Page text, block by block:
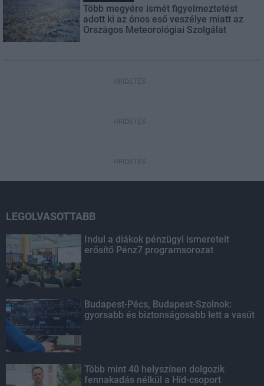
Több megyére ismét figyelmeztetést
adott ki az ónos eső veszélye miatt az
Országos Meteorológiai Szolgálat
HIRDETÉS
HIRDETÉS
HIRDETÉS
LEGOLVASOTTABB
Indul a diákok pénzügyi ismereteit
erősítő Pénz7 programsorozat
Budapest-Pécs, Budapest-Szolnok:
gyorsabb és biztonságosabb lett a vasút
Több mint 40 helyszínen dolgozik
fennakadás nélkül a Híd-csoport